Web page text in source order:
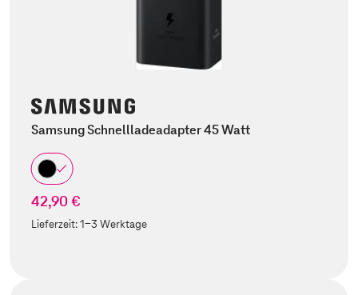
Samsung Schnellladeadapter 45 Watt
42,90 €
Lieferzeit:1-3 Werktage